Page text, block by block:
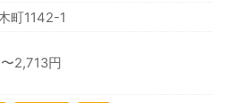
町1142-1
2,713円